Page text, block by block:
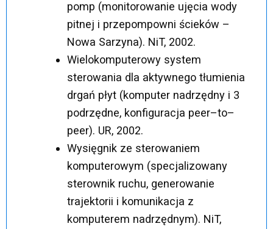
pomp (monitorowanie ujęcia wody
pitnej i przepompowni ścieków –
Nowa Sarzyna). NiT, 2002.
Wielokomputerowy system
sterowania dla aktywnego tłumienia
drgań płyt (komputer nadrzędny i 3
podrzędne, konfiguracja peer–to–
peer). UR, 2002.
Wysięgnik ze sterowaniem
komputerowym (specjalizowany
sterownik ruchu, generowanie
trajektorii i komunikacja z
komputerem nadrzędnym). NiT,